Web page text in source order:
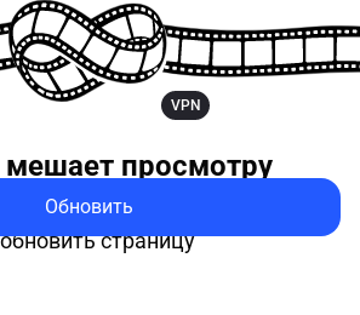
VPN
мешает просмотру
выключить VPN
страницу
Обновить